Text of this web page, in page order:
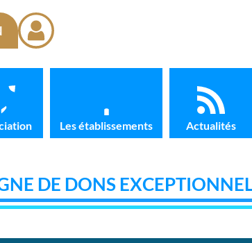
Les établissements Actualités
DE DONS